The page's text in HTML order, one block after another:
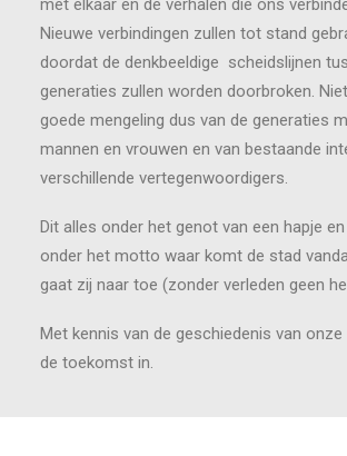
met elkaar en de verhalen die ons
Nieuwe verbindingen zullen tot stand
doordat de denkbeeldige scheidslijnen
generaties zullen worden doorbroken.
goede mengeling dus van de generaties
mannen en vrouwen en van bestaande
verschillende vertegenwoordigers.
Dit alles onder het genot van een hapje
onder het motto waar komt de stad
gaat zij naar toe (zonder verleden geen
Met kennis van de geschiedenis van
de toekomst in.